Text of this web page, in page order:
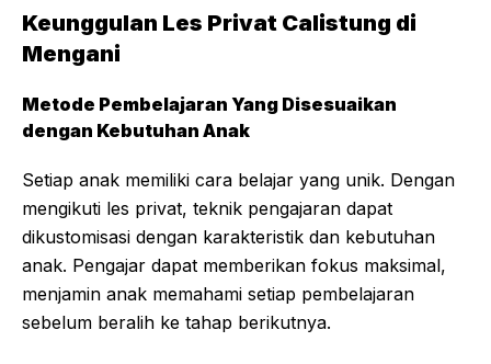
Keunggulan Les Privat Calistung di
Mengani
Metode Pembelajaran Yang Disesuaikan
dengan Kebutuhan Anak
Setiap anak memiliki cara belajar yang unik. Dengan
mengikuti les privat, teknik pengajaran dapat
dikustomisasi dengan karakteristik dan kebutuhan
anak. Pengajar dapat memberikan fokus maksimal,
menjamin anak memahami setiap pembelajaran
sebelum beralih ke tahap berikutnya.